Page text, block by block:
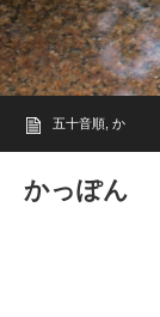
五十音順 か
かっぽん